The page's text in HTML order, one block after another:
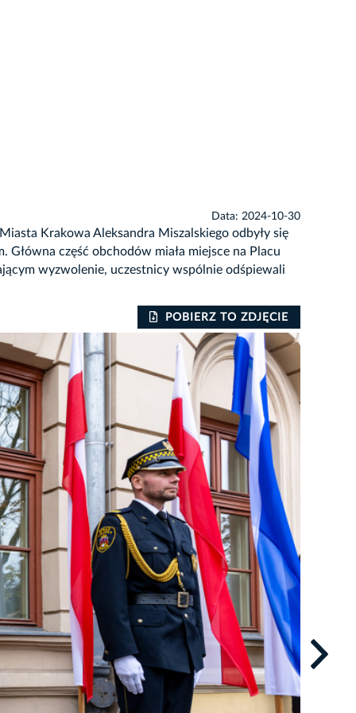
Data: 2024-10-30
Krakowa Aleksandra Miszalskiego odbyły się
część obchodów miała miejsce na Placu
wyzwolenie, uczestnicy wspólnie odśpiewali
POBIERZ TO ZDJĘCIE